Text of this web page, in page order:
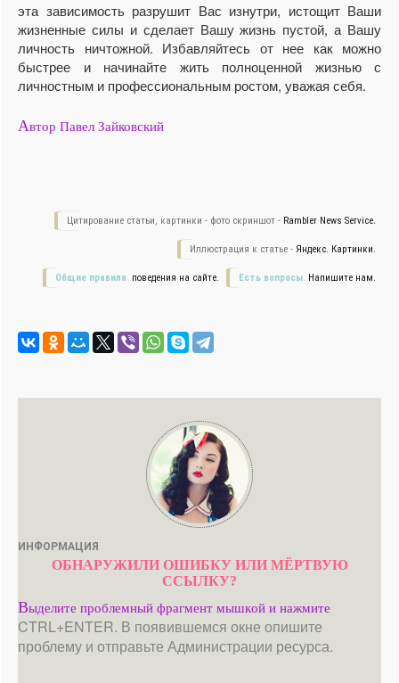
эта зависимость разрушит Вас изнутри, истощит Ваши
жизненные силы и сделает Вашу жизнь пустой, а Вашу
личность ничтожной. Избавляйтесь от нее как можно
быстрее и начинайте жить полноценной жизнью с
личностным и профессиональным ростом, уважая себя.
Автор Павел Зайковский
Цитирование статьи, картинки - фото скриншот - Rambler News Service.
Иллюстрация к статье - Яндекс. Картинки.
Есть вопросы. Напишите нам.
Общие правила поведения на сайте.
ИНФОРМАЦИЯ
ОБНАРУЖИЛИ ОШИБКУ ИЛИ МЁРТВУЮ
ССЫЛКУ?
Выделите проблемный фрагмент мышкой и нажмите
CTRL+ENTER. В появившемся окне опишите
проблему и отправьте Администрации ресурса.